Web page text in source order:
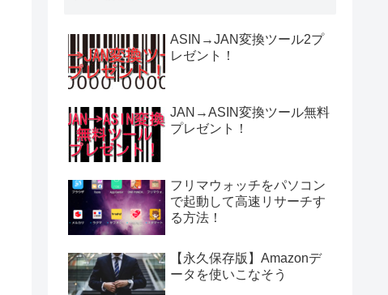
ASIN→JAN変換ツール2プ
レゼント！
JAN→ASIN変換ツール無料
プレゼント！
フリマウォッチをパソコン
で起動して高速リサーチす
る方法！
【永久保存版】Amazonデ
ータを使いこなそう